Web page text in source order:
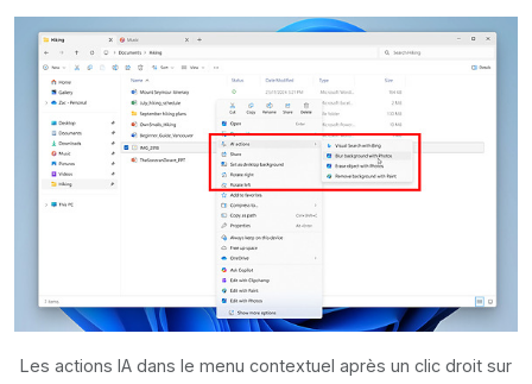
Les actions IA dans le menu contextuel après un clic droit sur